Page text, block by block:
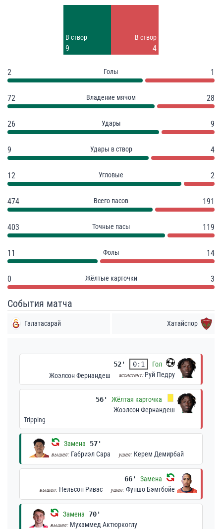
В створ
9
В створ
4
2 Голы 1
72 Владение мячом 28
26 Удары 9
9 Удары в створ 4
12 Угловые 2
474 Всего пасов 191
403 Точные пасы 119
11 Фолы 14
0 Жёлтые карточки 3
События матча
Галатасарай Хатайспор
52' 0:1
Гол
Жоэлсон Фернандеш
ассистент: Руй Педру
56'
Жёлтая карточка
Жоэлсон Фернандеш
Tripping
Замена 57'
вышел: Габриэл Сара ушел: Керем Демирбай
66' Замена
вышел: Нельсон Ривас ушел: Фуншо Бэмгбойе
Замена 70'
вышел: Мухаммед Актюркоглу